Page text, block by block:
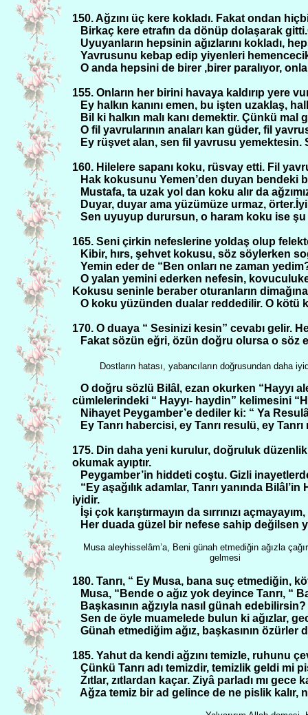
150. Ağzını üç kere kokladı. Fakat ondan
Birkaç kere etrafın da dönüp dolaşarak
Uyuyanların hepsinin ağızlarını kokladı,
Yavrusunu kebap edip yiyenleri
O anda hepsini de birer ,birer paralıyor,
155. Onların her birini havaya kaldırıp yere
Ey halkın kanını emen, bu işten uzaklaş,
Bil ki halkın malı kanı demektir. Çünkü
O fil yavrularının anaları kan güder, fil
Ey rüşvet alan, sen fil yavrusu yemektesin.
160. Hilelere sapanı koku, rüsvay etti. Fil
Hak kokusunu Yemen’den duyan bendeki
Mustafa, ta uzak yol dan koku alır da
Duyar, duyar ama yüzümüze urmaz,
Sen uyuyup durursun, o haram koku ise
165. Seni çirkin nefeslerine yoldaş olup
Kibir, hırs, şehvet kokusu, söz söylerken
Yemin eder de “Ben onları ne zaman
O yalan yemini ederken nefesin,
Kokusu seninle beraber oturanların
O koku yüzünden dualar reddedilir. O kötü
170. O duaya “ Sesinizi kesin” cevabı gelir.
Fakat sözün eğri, özün doğru olursa o söz
Dostların hatası, yabancıların doğrusundan daha
O doğru sözlü Bilâl, ezan okurken “Hayyı
cümlelerindeki “ Hayyı- haydin” kelimesini
Nihayet Peygamber’e dediler ki: “ Ya
Ey Tanrı habercisi, ey Tanrı resulü, ey
175. Din daha yeni kurulur, doğruluk düzenlik
okumak ayıptır.
Peygamber’in hiddeti coştu. Gizli
“Ey aşağılık adamlar, Tanrı yanında
iyidir.
İşi çok karıştırmayın da sırrınızı
Her duada güzel bir nefese sahip
Musa aleyhisselâm’a, Beni günah etmediğin ağızla
gelmesi
180. Tanrı, “ Ey Musa, bana suç etmediğin,
Musa, “Bende o ağız yok deyince Tanrı, “
Başkasının ağzıyla nasıl günah
Sen de öyle muamelede bulun ki ağızlar,
Günah etmediğim ağız, başkasının özürler
185. Yahut da kendi ağzını temizle, ruhunu
Çünkü Tanrı adı temizdir, temizlik geldi mi
Zıtlar, zıtlardan kaçar. Ziyâ parladı mı gece
Ağza temiz bir ad gelince de ne pislik kalır,